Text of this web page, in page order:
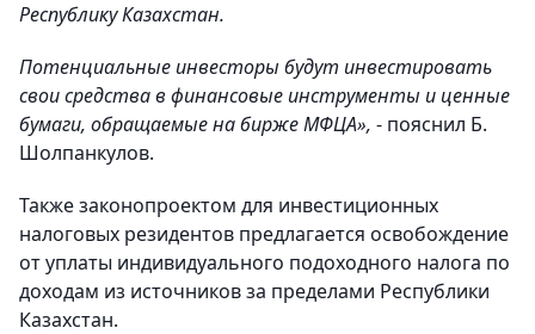
Республику Казахстан.
Потенциальные инвесторы будут инвестировать
свои средства в финансовые инструменты и ценные
бумаги, обращаемые на бирже МФЦА», - пояснил Б.
Шолпанкулов.
Также законопроектом для инвестиционных
налоговых резидентов предлагается освобождение
от уплаты индивидуального подоходного налога по
доходам из источников за пределами Республики
Казахстан.